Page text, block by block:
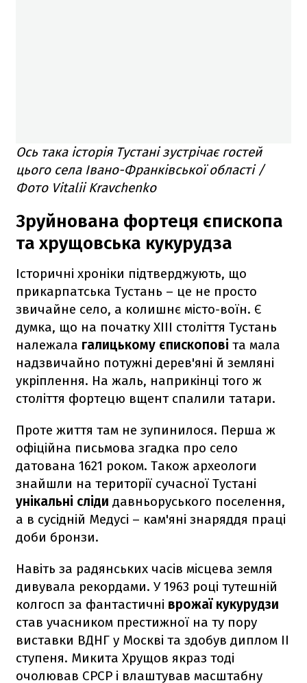
Ось така історія Тустані зустрічає гостей
цього села Івано-Франківської області /
Фото Vitalii Kravchenko
Зруйнована фортеця єпископа
та хрущовська кукурудза
Історичні хроніки підтверджують, що
прикарпатська Тустань – це не просто
звичайне село, а колишнє місто-воїн. Є
думка, що на початку XIII століття Тустань
належала галицькому єпископові та мала
надзвичайно потужні дерев'яні й земляні
укріплення. На жаль, наприкінці того ж
століття фортецю вщент спалили татари.
Проте життя там не зупинилося. Перша ж
офіційна письмова згадка про село
датована 1621 роком. Також археологи
знайшли на території сучасної Тустані
унікальні сліди давньоруського поселення,
а в сусідній Медусі – кам'яні знаряддя праці
доби бронзи.
Навіть за радянських часів місцева земля
дивувала рекордами. У 1963 році тутешній
колгосп за фантастичні врожаї кукурудзи
став учасником престижної на ту пору
виставки ВДНГ у Москві та здобув диплом II
ступеня. Микита Хрущов якраз тоді
очолював СРСР і влаштував масштабну